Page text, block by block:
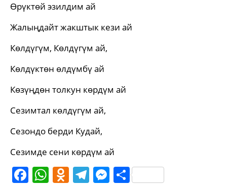
Өрүктөй эзилдим ай
Жалыңдайт жакштык кези ай
Көлдүгүм, Көлдүгүм ай,
Көлдүктөн өлдүмбү ай
Көзүңдөн толкун көрдүм ай
Сезимтал көлдүгүм ай,
Сезондо берди Кудай,
Сезимде сени көрдүм ай
Facebook
WhatsApp
Odnoklassniki
Telegram
Messenger
Share